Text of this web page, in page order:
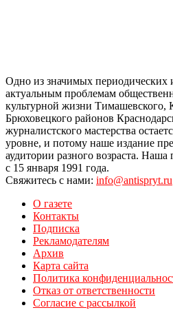
Одно из значимых периодических
актуальным проблемам
культурной жизни Тимашевского,
Брюховецкого районов
журналистского мастерства
уровне, и потому наше издание
аудитории разного возраста.
с 15 января 1991 года.
Свяжитесь с нами: info@antispryt.ru
О газете
Контакты
Подписка
Рекламодателям
Архив
Карта сайта
Политика
Отказ от ответственности
Согласие с рассылкой